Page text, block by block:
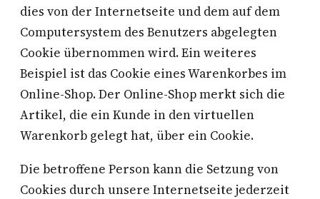
dies von der Internetseite und dem auf dem
Computersystem des Benutzers abgelegten
Cookie übernommen wird. Ein weiteres
Beispiel ist das Cookie eines Warenkorbes im
Online-Shop. Der Online-Shop merkt sich die
Artikel, die ein Kunde in den virtuellen
Warenkorb gelegt hat, über ein Cookie.
Die betroffene Person kann die Setzung von
Cookies durch unsere Internetseite jederzeit